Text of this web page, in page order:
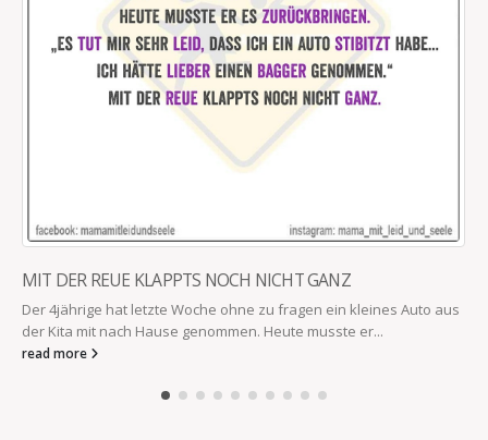
MIT DER REUE KLAPPTS NOCH NICHT GANZ
Der 4jährige hat letzte Woche ohne zu fragen ein kleines Auto aus
der Kita mit nach Hause genommen. Heute musste er...
read more